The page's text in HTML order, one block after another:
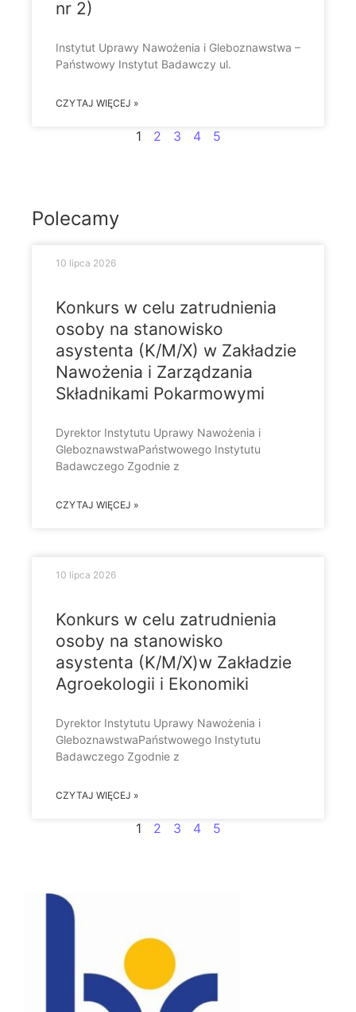
nr 2)
Instytut Uprawy Nawożenia i Gleboznawstwa –
Państwowy Instytut Badawczy ul.
CZYTAJ WIĘCEJ »
1 2 3 4 5
Polecamy
Konkurs w celu zatrudnienia
osoby na stanowisko
asystenta (K/M/X) w Zakładzie
Nawożenia i Zarządzania
Składnikami Pokarmowymi
Dyrektor Instytutu Uprawy Nawożenia i
GleboznawstwaPaństwowego Instytutu
Badawczego Zgodnie z
CZYTAJ WIĘCEJ »
10 lipca 2026
Konkurs w celu zatrudnienia
osoby na stanowisko
asystenta (K/M/X)w Zakładzie
Agroekologii i Ekonomiki
Dyrektor Instytutu Uprawy Nawożenia i
GleboznawstwaPaństwowego Instytutu
Badawczego Zgodnie z
CZYTAJ WIĘCEJ »
10 lipca 2026
1 2 3 4 5